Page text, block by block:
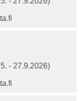
- 27.9.2026)